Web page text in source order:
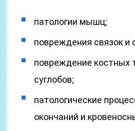
патологии мышц;
повреждения связок и
повреждение костных
суглобов;
патологические
окончаний и